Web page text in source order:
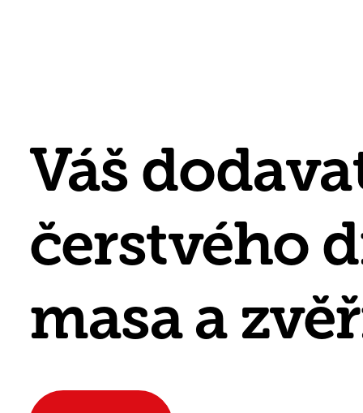
Váš
čerstvého
masa a